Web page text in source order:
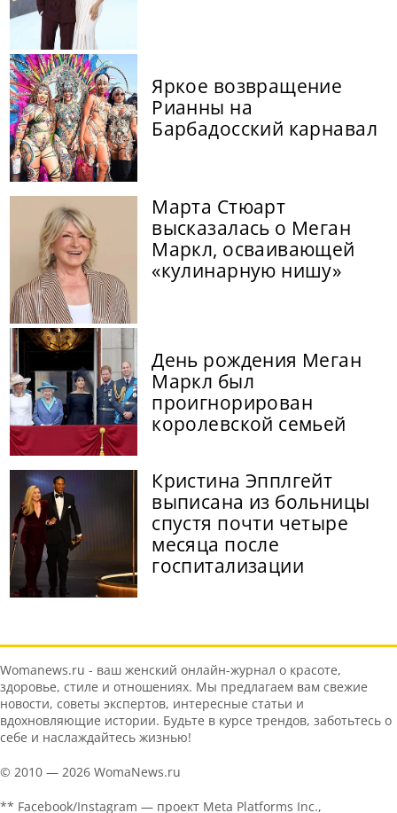
Яркое возвращение
Рианны на
Барбадосский карнавал
Марта Стюарт
высказалась о Меган
Маркл, осваивающей
«кулинарную нишу»
День рождения Меган
Маркл был
проигнорирован
королевской семьей
Кристина Эпплгейт
выписана из больницы
спустя почти четыре
месяца после
госпитализации
Womanews.ru - ваш женский онлайн-журнал о красоте,
здоровье, стиле и отношениях. Мы предлагаем вам свежие
новости, советы экспертов, интересные статьи и
вдохновляющие истории. Будьте в курсе трендов, заботьтесь о
себе и наслаждайтесь жизнью!
© 2010 — 2026 WomaNews.ru
** Facebook/Instagram — проект Meta Platforms Inc.,